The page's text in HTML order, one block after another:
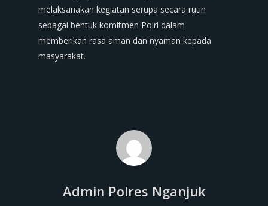
melaksanakan kegiatan serupa secara rutin
sebagai bentuk komitmen Polri dalam
memberikan rasa aman dan nyaman kepada
masyarakat.
Admin Polres Nganjuk